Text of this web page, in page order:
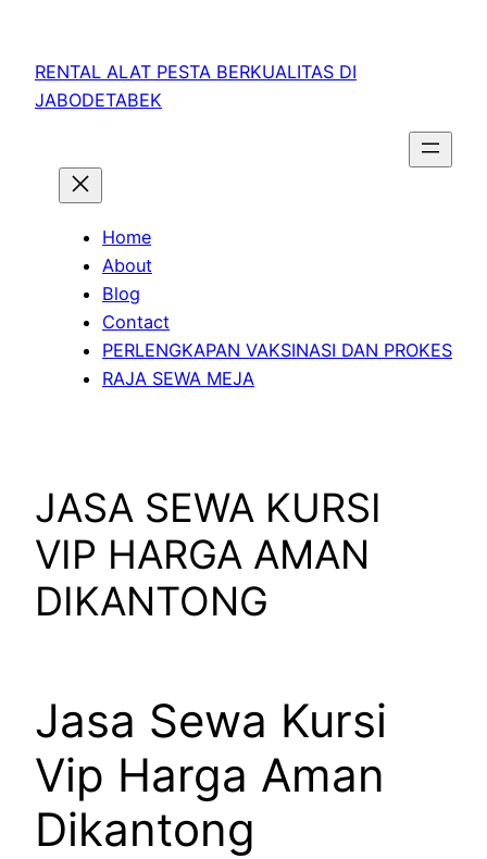
RENTAL ALAT PESTA BERKUALITAS DI
JABODETABEK
Home
About
Blog
Contact
PERLENGKAPAN VAKSINASI DAN PROKES
RAJA SEWA MEJA
JASA SEWA KURSI
VIP HARGA AMAN
DIKANTONG
Jasa Sewa Kursi
Vip Harga Aman
Dikantong